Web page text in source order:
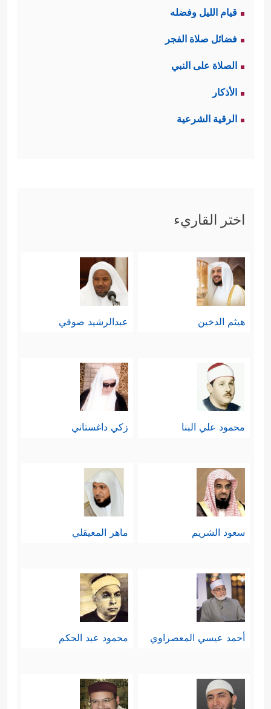
قيام الليل وفضله
فضائل صلاة الفجر
الصلاة على النبي
الأذكار
الرقية الشرعية
اختر القاريء
هيثم الدخين عبدالرشيد صوفي
محمود علي البنا زكي داغستاني
سعود الشريم ماهر المعيقلي
أحمد عيسي المعصراوي محمود عبد الحكم